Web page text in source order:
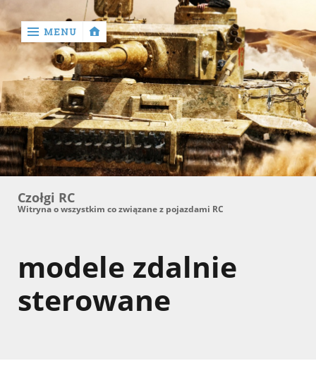
‹
return

MENU
Czołgi RC
Witryna o wszystkim co związane z pojazdami RC
modele zdalnie
sterowane